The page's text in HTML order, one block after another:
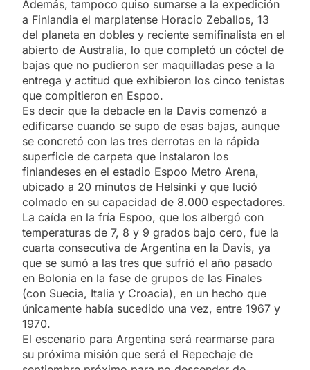
Además, tampoco quiso sumarse a la expedición
a Finlandia el marplatense Horacio Zeballos, 13
del planeta en dobles y reciente semifinalista en el
abierto de Australia, lo que completó un cóctel de
bajas que no pudieron ser maquilladas pese a la
entrega y actitud que exhibieron los cinco tenistas
que compitieron en Espoo.
Es decir que la debacle en la Davis comenzó a
edificarse cuando se supo de esas bajas, aunque
se concretó con las tres derrotas en la rápida
superficie de carpeta que instalaron los
finlandeses en el estadio Espoo Metro Arena,
ubicado a 20 minutos de Helsinki y que lució
colmado en su capacidad de 8.000 espectadores.
La caída en la fría Espoo, que los albergó con
temperaturas de 7, 8 y 9 grados bajo cero, fue la
cuarta consecutiva de Argentina en la Davis, ya
que se sumó a las tres que sufrió el año pasado
en Bolonia en la fase de grupos de las Finales
(con Suecia, Italia y Croacia), en un hecho que
únicamente había sucedido una vez, entre 1967 y
1970.
El escenario para Argentina será rearmarse para
su próxima misión que será el Repechaje de